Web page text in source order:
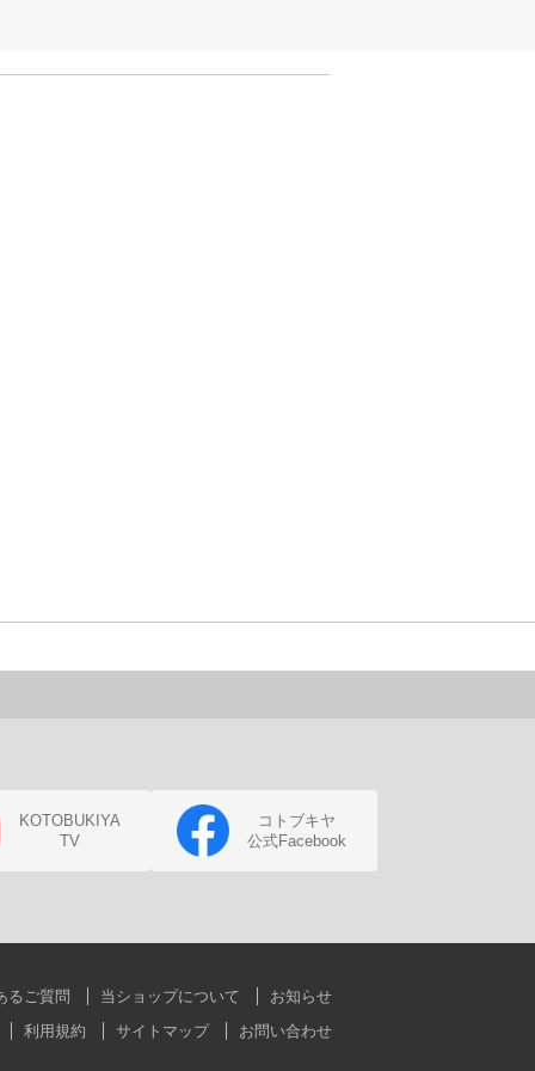
KOTOBUKIYA
TV
コトブキヤ
公式Facebook
るご質問 当ショップについて
お知らせ
利用規約 サイトマップ お問い合わせ